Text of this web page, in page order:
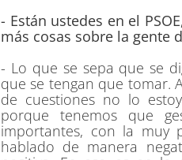
- Están ustedes en el
más cosas sobre la gente
- Lo que se sepa que se
que se tengan que tomar.
de cuestiones no lo
porque tenemos que
importantes, con la muy
hablado de manera